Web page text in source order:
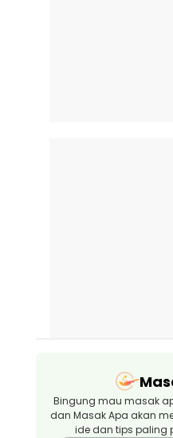
Bingung mau masak
dan Masak Apa akan
ide dan tips paling